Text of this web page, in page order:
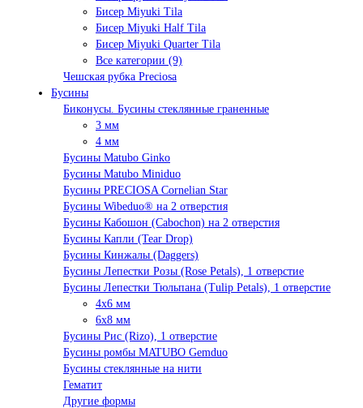
Бисер Miyuki Tila
Бисер Miyuki Half Tila
Бисер Miyuki Quarter Tila
Все категории (9)
Чешская рубка Preciosa
Бусины
Биконусы. Бусины стеклянные граненные
3 мм
4 мм
Бусины Matubo Ginko
Бусины Matubo Miniduo
Бусины PRECIOSA Cornelian Star
Бусины Wibeduo® на 2 отверстия
Бусины Кабошон (Cabochon) на 2 отверстия
Бусины Капли (Tear Drop)
Бусины Кинжалы (Daggers)
Бусины Лепестки Розы (Rose Petals), 1 отверстие
Бусины Лепестки Тюльпана (Tulip Petals), 1 отверстие
4x6 мм
6x8 мм
Бусины Рис (Rizo), 1 отверстие
Бусины ромбы MATUBO Gemduo
Бусины стеклянные на нити
Гематит
Другие формы